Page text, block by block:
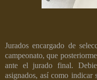
Jurados encargado de
campeonato, que
ante el jurado final.
asignados, así como indicar